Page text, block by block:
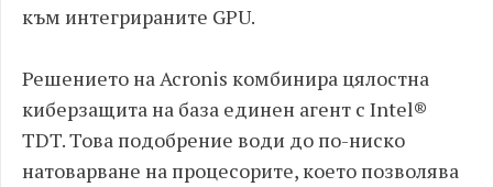
към интегрираните GPU.
Решението на Acronis комбинира цялостна
киберзащита на база единен агент с Intel®
TDT. Това подобрение води до по-ниско
натоварване на процесорите, което позволява